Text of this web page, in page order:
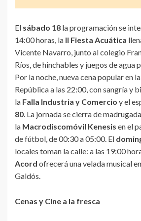
El sábado 18 la programación se
14:00 horas, la II Fiesta Acuática
Vicente Navarro, junto al colegio
Ríos, de hinchables y juegos de agua
Por la noche, nueva cena popular en
República a las 22:00, con sangría y
la Falla Industria y Comercio y el
80 . La jornada se cierra de
la Macrodiscomóvil Kenesis en el
de fútbol, de 00:30 a 05:00. El
locales toman la calle: a las 19:00
Acord ofrecerá una velada musical
Galdós.
Cenas y Cine a la fresca